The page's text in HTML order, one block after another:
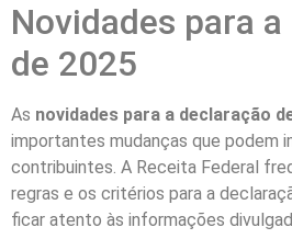
Novidades para
de 2025
As novidades para a declaração
importantes mudanças que podem
contribuintes. A Receita Federal
regras e os critérios para a
ficar atento às informações